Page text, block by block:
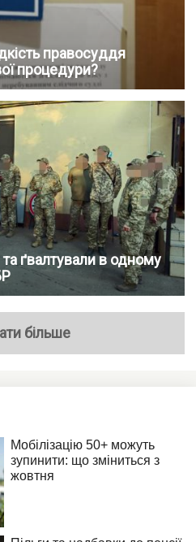
правосуддя
процедури?
та ґвалтували в одному
більше